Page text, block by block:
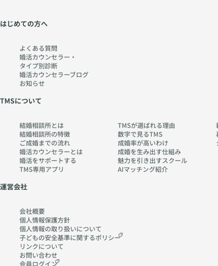
はじめての方へ
よくある質問
婚活カウンセラー・
タイプ別診断
婚活カウンセラーブログ
お知らせ
TMSについて
結婚相談所とは
結婚相談所の特徴
ご成婚までの流れ
婚活カウンセラーとは
婚活をサポートする
TMS専用アプリ
TMSが選ばれる理由
数字で見るTMS
成婚率が高いわけ
成婚を生み出す仕組み
魅力を引き出すスクール
AIマッチング紹介
運営会社
会社概要
個人情報保護方針
個人情報の取り扱いについて
子どもの安全基準に関するポリシー
リンクについて
お問い合わせ
会員ログイン